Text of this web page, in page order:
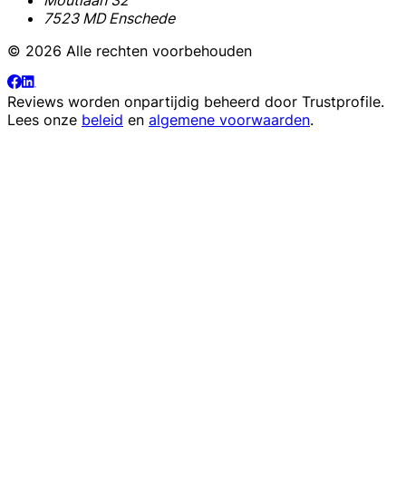
7523 MD Enschede
© 2026 Alle rechten voorbehouden
Reviews worden onpartijdig beheerd door Trustprofile.
Lees onze beleid en algemene voorwaarden.